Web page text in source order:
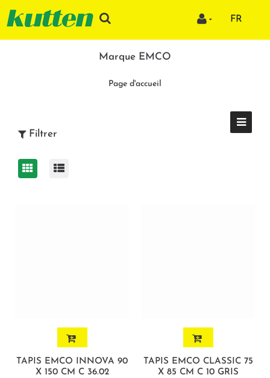
FR
Marque EMCO
Page d'accueil
Filtrer
TAPIS EMCO INNOVA 90
X 150 CM C 36.02
TAPIS EMCO CLASSIC 75
X 85 CM C 10 GRIS